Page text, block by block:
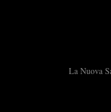
La Nuova